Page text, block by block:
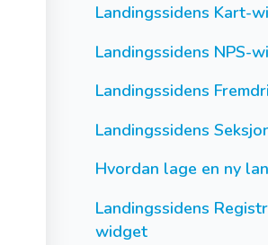
Landingssidens Kart-
Landingssidens NPS-
Landingssidens
Landingssidens
Hvordan lage en ny
Landingssidens
widget